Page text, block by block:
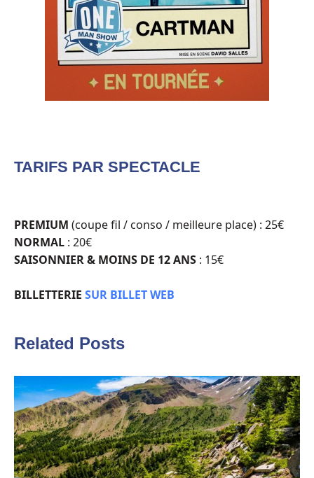
TARIFS PAR SPECTACLE
PREMIUM (coupe fil / conso / meilleure place) : 25€
NORMAL : 20€
SAISONNIER & MOINS DE 12 ANS : 15€
BILLETTERIE SUR BILLET WEB
Related Posts